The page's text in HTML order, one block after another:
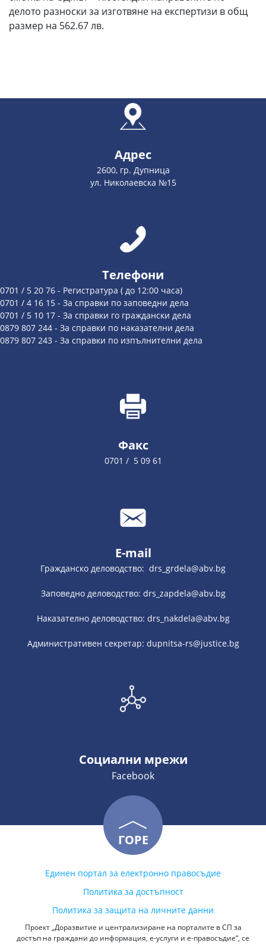
делото разноски за изготвяне на експертизи в общ
размер на 562.67 лв.
Адрес
2600, гр. Дупница
ул. Николаевска №15
Телефони
0701 / 5 20 76 - Регистратура ( до 12:00 часа)
0701 / 4 16 15 - За справки по заповедни дела
0701 / 5 10 17 - За справки го граждански дела
0879 807 244 - За справки по наказателни дела
0879 807 243 - За справки по изпълнителни дела
Факс
0701 / 5 09 61
E-mail
Гражданско деловодство: drs_grdela@abv.bg
Заповедно деловодство: drs_zapdela@abv.bg
Наказателно деловодство: drs_nakdela@abv.bg
Административен секретар: dupnitsa-rs@justice.bg
Социални мрежи
Facebook
ГОРЕ
Единен портал за електронно правосъдие
Политика за достъпност
Политика за защита на личните данни
Проект „Доразвитие и централизиране на порталите в СП за
достъп на граждани до информация, е-услуги и е-правосъдие“, се